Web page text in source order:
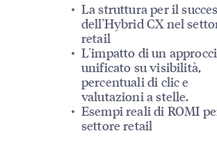
La struttura per il
dell'Hybrid CX nel
retail
L'impatto di un
unificato su visibilità,
percentuali di clic e
valutazioni a stelle.
Esempi reali di ROMI
settore retail